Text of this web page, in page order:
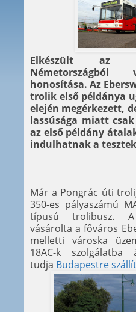
Elkészült az
honosítása. Az
trolik első példánya
elején megérkezett,
lassúsága miatt
az első példány
indulhatnak a
Már a Pongrác úti
350-es pályaszámú
típusú trolibusz. A
vásárolta a főváros
melletti városka
18AC-k szolgálatba
tudja Budapestre